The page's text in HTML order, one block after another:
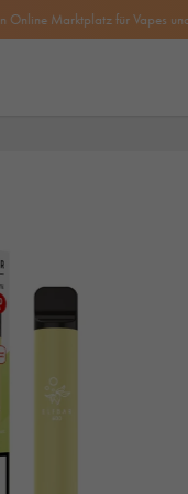
Marktplatz für Vapes und Pods